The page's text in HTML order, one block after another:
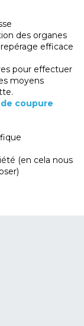
des organes
efficace
pour effectuer
moyens
coupure
(en cela nous